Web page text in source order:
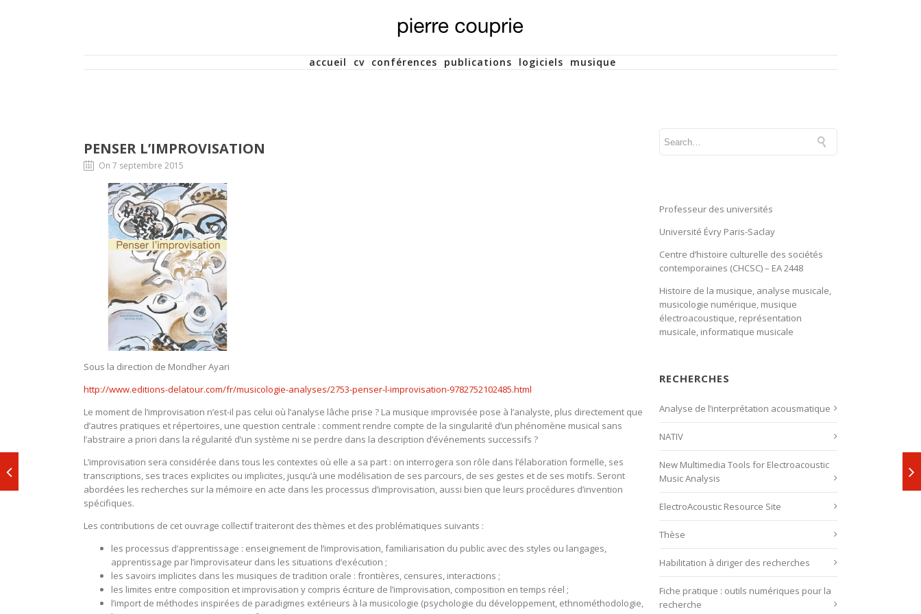
accueil cv conférences publications logiciels musique
PENSER L’IMPROVISATION
On 7 septembre 2015
Sous la direction de Mondher Ayari
http://www.editions-delatour.com/fr/musicologie-analyses/2753-penser-l-improvisation-9782752102485.html
Le moment de l’improvisation n’est-il pas celui où l’analyse lâche prise ? La musique improvisée pose à l’analyste, plus directement que
d’autres pratiques et répertoires, une question centrale : comment rendre compte de la singularité d’un phénomène musical sans
l’abstraire a priori dans la régularité d’un système ni se perdre dans la description d’événements successifs ?
L’improvisation sera considérée dans tous les contextes où elle a sa part : on interrogera son rôle dans l’élaboration formelle, ses
transcriptions, ses traces explicites ou implicites, jusqu’à une modélisation de ses parcours, de ses gestes et de ses motifs. Seront
abordées les recherches sur la mémoire en acte dans les processus d’improvisation, aussi bien que leurs procédures d’invention
spécifiques.
Les contributions de cet ouvrage collectif traiteront des thèmes et des problématiques suivants :
les processus d’apprentissage : enseignement de l’improvisation, familiarisation du public avec des styles ou langages,
apprentissage par l’improvisateur dans les situations d’exécution ;
les savoirs implicites dans les musiques de tradition orale : frontières, censures, interactions ;
les limites entre composition et improvisation y compris écriture de l’improvisation, composition en temps réel ;
l’import de méthodes inspirées de paradigmes extérieurs à la musicologie (psychologie du développement, ethnométhodologie,
Professeur des universités
Université Évry Paris-Saclay
Centre d’histoire culturelle des sociétés
contemporaines (CHCSC) – EA 2448
Histoire de la musique, analyse musicale,
musicologie numérique, musique
électroacoustique, représentation
musicale, informatique musicale
RECHERCHES
Analyse de l’interprétation acousmatique
NATIV
New Multimedia Tools for Electroacoustic
Music Analysis
ElectroAcoustic Resource Site
Thèse
Habilitation à diriger des recherches
Fiche pratique : outils numériques pour la
recherche